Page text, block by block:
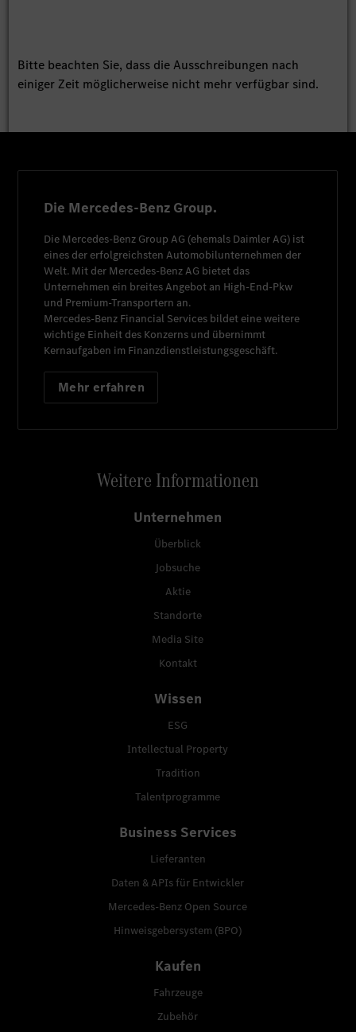
Bitte beachten Sie, dass die Ausschreibungen nach
einiger Zeit möglicherweise nicht mehr verfügbar sind.
Die Mercedes-Benz Group.
Die Mercedes-Benz Group AG (ehemals Daimler AG) ist
eines der erfolgreichsten Automobilunternehmen der
Welt. Mit der Mercedes-Benz AG bietet das
Unternehmen ein breites Angebot an High-End-Pkw
und Premium-Transportern an.
Mercedes-Benz Financial Services bildet eine weitere
wichtige Einheit des Konzerns und übernimmt
Kernaufgaben im Finanzdienstleistungsgeschäft.
Mehr erfahren
Weitere Informationen
Unternehmen
Überblick
Jobsuche
Aktie
Standorte
Media Site
Kontakt
Wissen
ESG
Intellectual Property
Tradition
Talentprogramme
Business Services
Lieferanten
Daten & APIs für Entwickler
Mercedes-Benz Open Source
Hinweisgebersystem (BPO)
Kaufen
Fahrzeuge
Zubehör